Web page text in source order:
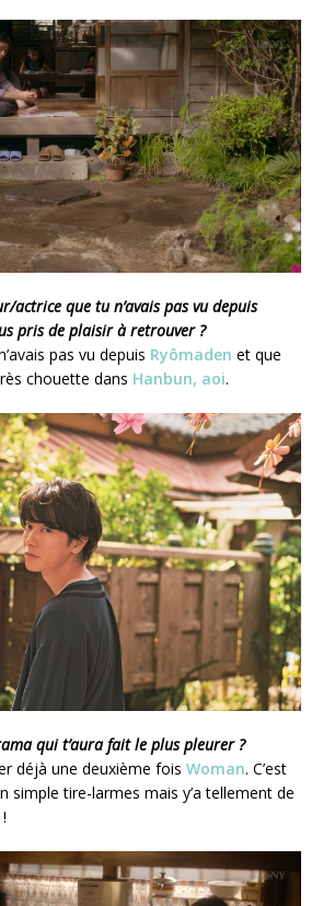
actrice que tu n’avais pas vu depuis
pris de plaisir à retrouver ?
pas vu depuis Ryômaden et que
chouette dans Hanbun, aoi.
qui t’aura fait le plus pleurer ?
déjà une deuxième fois Woman. C’est
simple tire-larmes mais y’a tellement de